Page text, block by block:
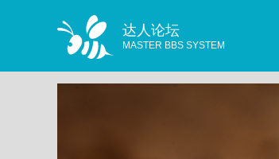
达人论坛
MASTER BBS SYSTEM